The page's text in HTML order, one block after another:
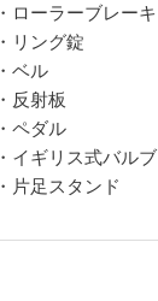
・ローラーブレーキ
・リング錠
・ベル
・反射板
・ペダル
・イギリス式バルブ
・片足スタンド